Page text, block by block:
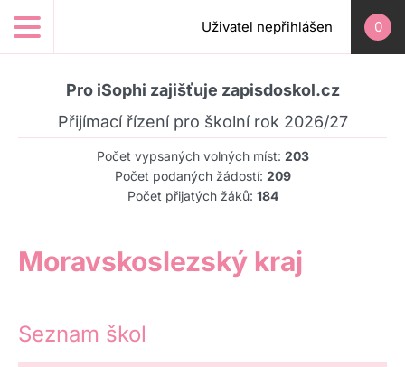
Uživatel nepřihlášen
0
Pro iSophi zajišťuje zapisdoskol.cz
Přijímací řízení pro školní rok 2026/27
Počet vypsaných volných míst: 203
Počet podaných žádostí: 209
Počet přijatých žáků: 184
Moravskoslezský kraj
Seznam škol